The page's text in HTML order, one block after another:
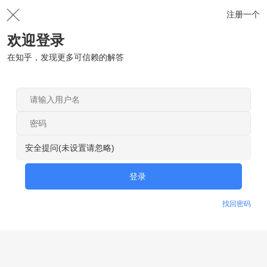
注册一个
欢迎登录
在知乎，发现更多可信赖的解答
安全提问(未设置请忽略)
登录
找回密码